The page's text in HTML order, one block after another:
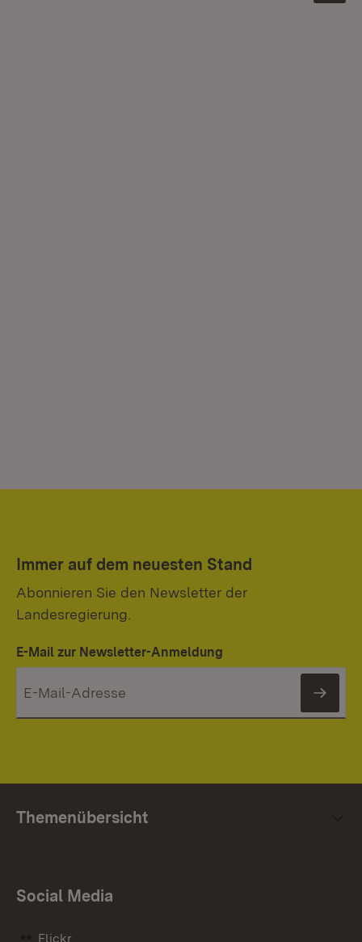
Immer auf dem neuesten Stand
Abonnieren Sie den Newsletter der
Landesregierung.
E-Mail zur Newsletter-Anmeldung
Themenübersicht
Social Media
Flickr